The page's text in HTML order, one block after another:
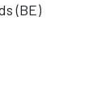
(BE)